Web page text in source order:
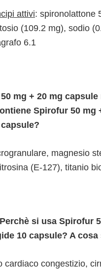
attivi: spironolattone
(109.2 mg), sodio
6.1
mg + 20 mg
Spirofur 50 mg
magnesio
(E-127), titanio
si usa Spirofur
10 capsule? A cosa
cardiaco congestizio,